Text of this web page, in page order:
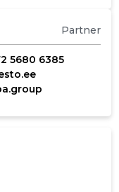
Partner
5680 6385